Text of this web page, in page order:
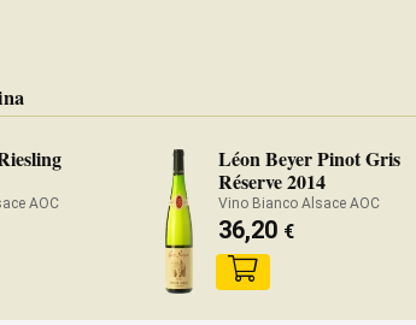
AOC
Léon Beyer Pinot Gris
Réserve 2014
Vino Bianco Alsace AOC
36,20 €